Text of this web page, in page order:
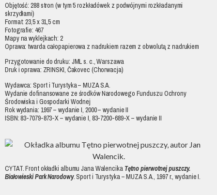
Objętość: 288 stron (w tym 5 rozkładówek z podwójnymi rozkładanymi
skrzydłami)
Format: 23,5 x 31,5 cm
Fotografie: 467
Mapy na wyklejkach: 2
Oprawa: twarda całopapierowa z nadrukiem razem z obwolutą z nadrukiem
Przygotowanie do druku: JML s. c., Warszawa
Druk i oprawa: ZRINSKI, Čakovec (Chorwacja)
Wydawca: Sport i Turystyka – MUZA S.A.
Wydanie dofinansowane ze środków Narodowego Funduszu Ochrony
Środowiska i Gospodarki Wodnej
Rok wydania: 1997 – wydanie I, 2000 – wydanie II
ISBN: 83-7079-873-X – wydanie I, 83-7200-689-X – wydanie II
CYTAT. Front okładki albumu Jana Walencika Tętno pierwotnej puszczy.
Białowieski Park Narodowy. Sport i Turystyka – MUZA S.A., 1997 r., wydanie I.